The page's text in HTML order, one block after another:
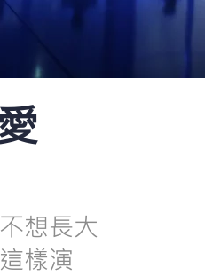
想長大
樣演